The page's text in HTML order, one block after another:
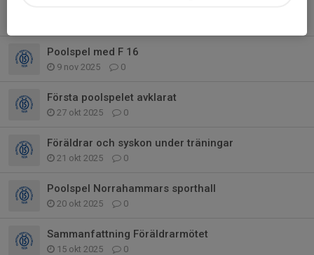
Poolspel med F 16
9 nov 2025 0
Första poolspelet avklarat
27 okt 2025 0
Föräldrar och syskon under träningar
21 okt 2025 0
Poolspel Norrahammars sporthall
20 okt 2025 0
Sammanfattning Föräldrarmötet
15 okt 2025 0